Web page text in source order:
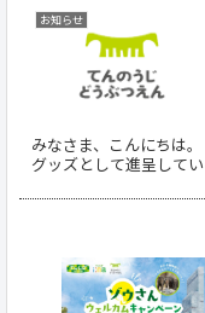
お知らせ
みなさま、こんにちは
グッズとして進呈して